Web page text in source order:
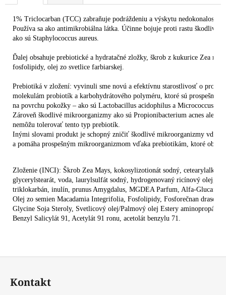
1% Triclocarban (TCC) zabraňuje podráždeniu a výskytu nedokonalostí
Používa sa ako antimikrobiálna látka. Účinne bojuje proti rastu
ako sú Staphylococcus aureus.
Ďalej obsahuje prebiotické a hydratačné zložky, škrob z kukurice Zea
fosfolipidy, olej zo svetlice farbiarskej.
Prebiotiká v zložení: vyvinuli sme novú a efektívnu starostlivosť o
molekulám probiotík a karbohydrátového polyméru, ktoré sú prospešné
na povrchu pokožky – ako sú Lactobacillus acidophilus a Micrococcus
Zároveň škodlivé mikroorganizmy ako sú Propionibacterium acnes alebo
nemôžu tolerovať tento typ prebiotík.
Inými slovami produkt je schopný zničiť škodlivé mikroorganizmy
a pomáha prospešným mikroorganizmom vďaka prebiotikám, ktoré
Zloženie (INCI): Škrob Zea Mays, kokosylizotionát sodný,
glycerylstearát, voda, laurylsulfát sodný, hydrogenovaný ricínový olej,
triklokarbán, inulín, prunus Amygdalus, MGDEA Parfum, Alfa-Glucan
Olej zo semien Macadamia Integrifolia, Fosfolipidy, Fosforečnan
Glycine Soja Steroly, Svetlicový olej/Palmový olej Estery
Benzyl Salicylát 91, Acetylát 91 ronu, acetolát benzylu 71.
Kontakt